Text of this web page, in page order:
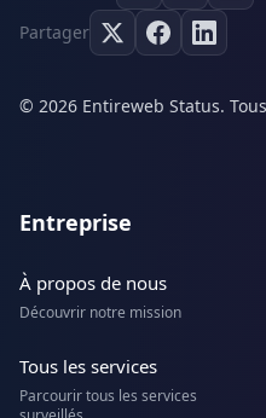
Partager
© 2026 Entireweb Status.
Entreprise
À propos de nous
Découvrir notre mission
Tous les services
Parcourir tous les services